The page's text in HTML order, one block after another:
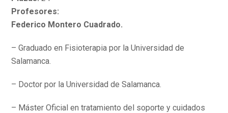
Profesores:
Federico Montero Cuadrado.
– Graduado en Fisioterapia por la Universidad de
Salamanca.
– Doctor por la Universidad de Salamanca.
– Máster Oficial en tratamiento del soporte y cuidados